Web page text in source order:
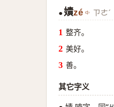
● 嫧zé ㄗㄜˊ
整齐。
美好。
善。
其它字义